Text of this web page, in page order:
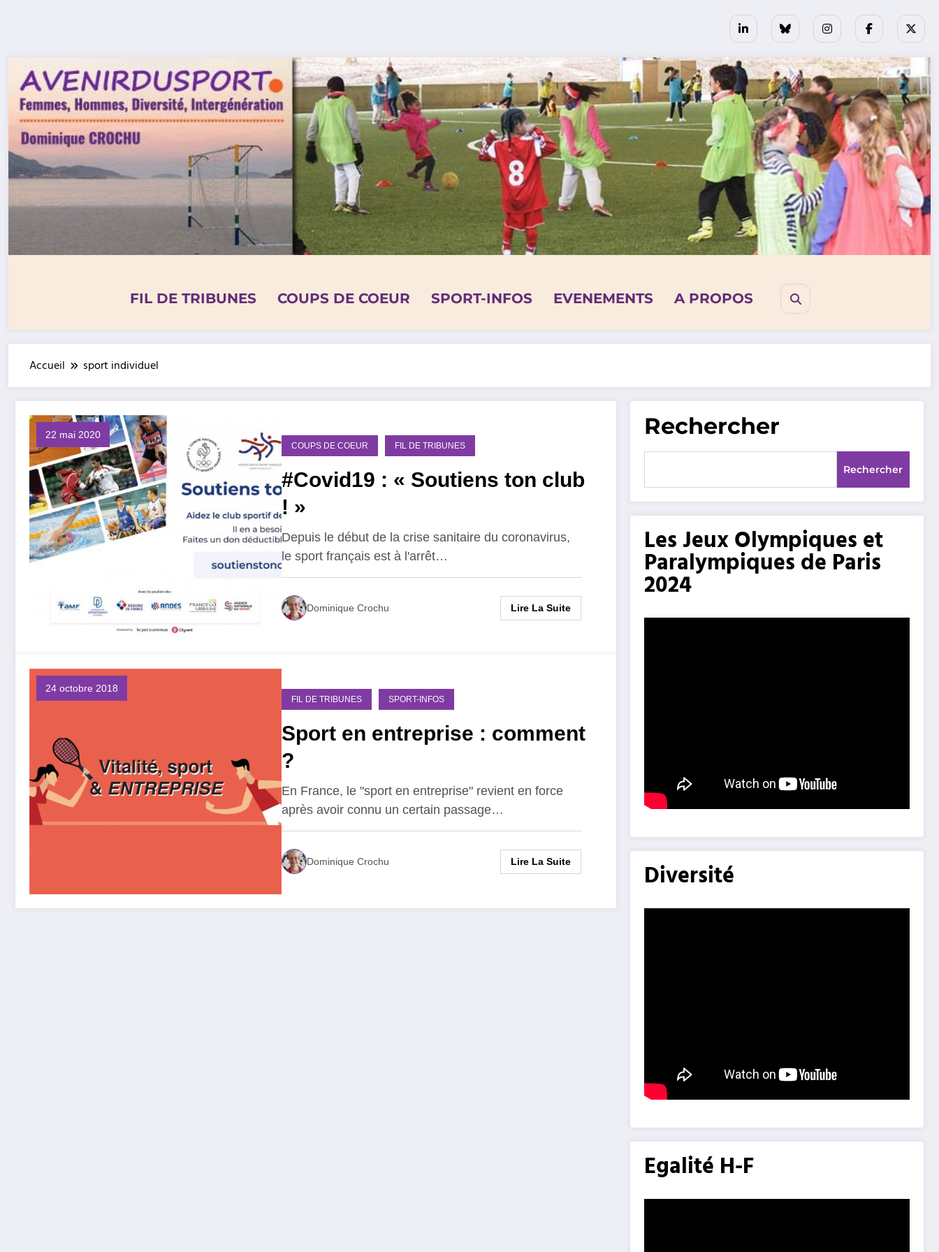
FIL DE TRIBUNES COUPS DE COEUR SPORT-INFOS EVENEMENTS A PROPOS
Accueil sport individuel
22 mai 2020
COUPS DE COEUR FIL DE TRIBUNES
#Covid19 : « Soutiens ton club
! »
Depuis le début de la crise sanitaire du coronavirus,
le sport français est à l'arrêt…
Dominique Crochu Lire La Suite
24 octobre 2018
FIL DE TRIBUNES SPORT-INFOS
Sport en entreprise : comment
?
En France, le "sport en entreprise" revient en force
après avoir connu un certain passage…
Dominique Crochu Lire La Suite
Rechercher
Rechercher
Les Jeux Olympiques et
Paralympiques de Paris
2024
Diversité
Egalité H-F